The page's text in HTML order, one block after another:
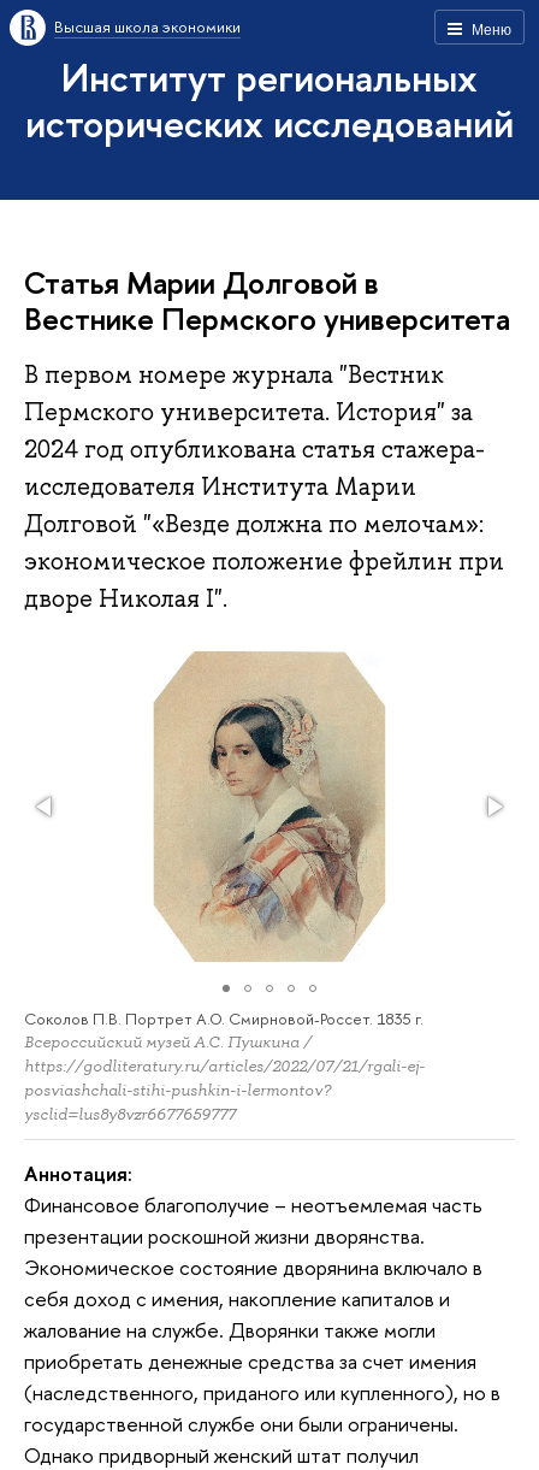
Меню
Высшая школа экономики
Институт региональных
исторических исследований
Статья Марии Долговой в
Вестнике Пермского университета
В первом номере журнала "Вестник
Пермского университета. История" за
2024 год опубликована статья стажера-
исследователя Института Марии
Долговой "«Везде должна по мелочам»:
экономическое положение фрейлин при
дворе Николая I".
Соколов П.В. Портрет А.О. Смирновой-Россет. 1835 г.
Всероссийский музей А.С. Пушкина /
https://godliteratury.ru/articles/2022/07/21/rgali-ej-
posviashchali-stihi-pushkin-i-lermontov?
ysclid=lus8y8vzr6677659777
Аннотация:
Финансовое благополучие – неотъемлемая часть
презентации роскошной жизни дворянства.
Экономическое состояние дворянина включало в
себя доход с имения, накопление капиталов и
жалование на службе. Дворянки также могли
приобретать денежные средства за счет имения
(наследственного, приданого или купленного), но в
государственной службе они были ограничены.
Однако придворный женский штат получил